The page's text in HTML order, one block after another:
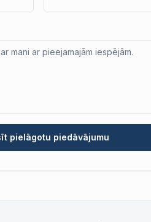
pielāgotu piedāvājumu